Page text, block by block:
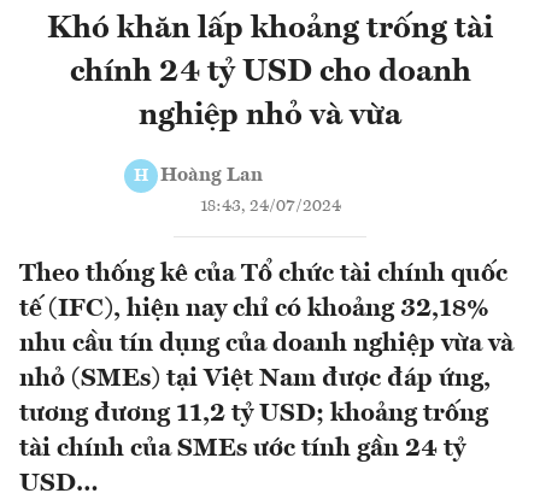
Khó khăn lấp khoảng trống tài
chính 24 tỷ USD cho doanh
nghiệp nhỏ và vừa
H Hoàng Lan
18:43, 24/07/2024
Theo thống kê của Tổ chức tài chính quốc
tế (IFC), hiện nay chỉ có khoảng 32,18%
nhu cầu tín dụng của doanh nghiệp vừa và
nhỏ (SMEs) tại Việt Nam được đáp ứng,
tương đương 11,2 tỷ USD; khoảng trống
tài chính của SMEs ước tính gần 24 tỷ
USD…